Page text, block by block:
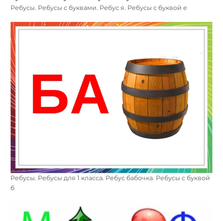
Ребусы. Ребусы с буквами. Ребус я. Ребусы с буквой е
Ребусы. Ребусы для 1 класса. Ребус бабочка. Ребусы с буквой
б